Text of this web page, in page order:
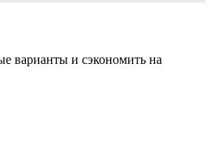
варианты и сэкономить на